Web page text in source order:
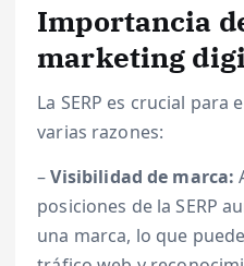
Importancia
marketing
La SERP es crucial
varias razones:
–Visibilidad de marca:
posiciones de la SERP
una marca, lo que